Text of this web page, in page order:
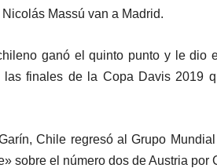
Massú van a Madrid.
ganó el quinto punto y le dio
las finales de la Copa Davis 2019
Chile regresó al Grupo
sobre el número dos de Austria por